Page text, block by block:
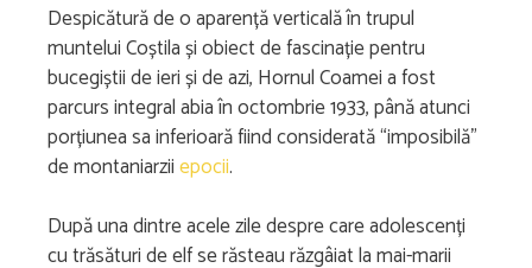
Despicătură de o aparență verticală în trupul
muntelui Coștila și obiect de fascinație pentru
bucegiștii de ieri și de azi, Hornul Coamei a fost
parcurs integral abia în octombrie 1933, până atunci
porțiunea sa inferioară fiind considerată “imposibilă”
de montaniarziiepocii.
După una dintre acele zile despre care adolescenți
cu trăsături de elf se răsteau răzgâiat la mai-marii